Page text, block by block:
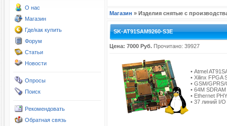
О нас
Магазин
Где/как купить
Форум
Статьи
Новости
Опросы
Поиск
Рекомендовать
Обратная связь
Магазин » Изделия снятые с
SK-AT91SAM9260-S3E
Цена: 7000 Руб. Прочитано: 39927
• Atmel
• Xilinx FPGA
• GSM/
• 64M
• Ethernet
• 37 линий I/